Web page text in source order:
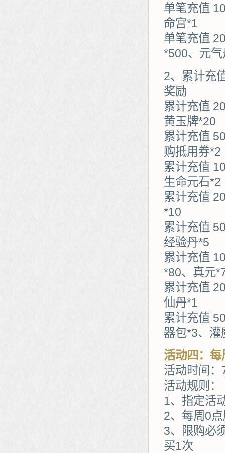
单笔充值
命宫*1
单笔充值
*500、元
2、累计充
奖励
累计充值
黄玉牌*20
累计充值
购抵用券*2
累计充值
生命元石*2
累计充值
*10
累计充值
经验丹*5
累计充值
*80、真元
累计充值
仙丹*1
累计充值
器包*3、灌
活动四：每
活动时间
活动规则：
1、指定活
2、每周0
3、限购必
买1次